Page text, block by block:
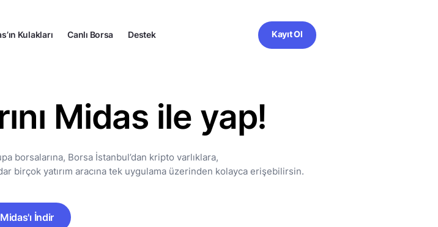
Kulakları Canlı Borsa Destek Kayıt Ol
Midas ile yap!
borsalarına, Borsa İstanbul’dan kripto varlıklara,
birçok yatırım aracına tek uygulama üzerinden kolayca erişebilirsin.
Midas'ı İndir